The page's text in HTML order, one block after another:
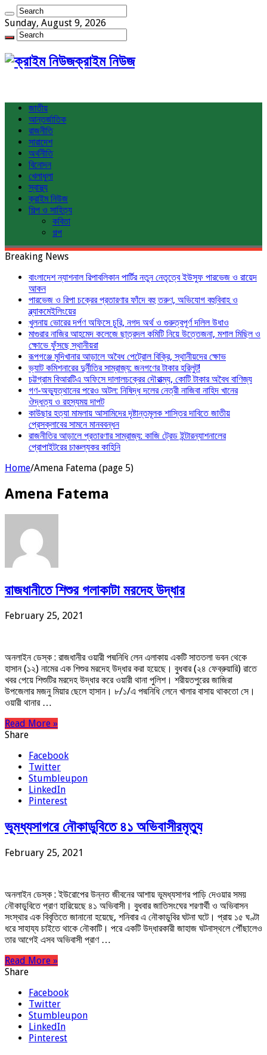
Sunday, August 9, 2026
ক্রাইম নিউজ
জাতীয়
আন্তর্জাতিক
রাজনীতি
সারাদেশ
অর্থনীতি
বিনোদন
খেলাধুলা
স্বাস্থ্য
ক্রাইম নিউজ
শিল্প ও সাহিত্য
কবিতা
গল্প
Breaking News
বাংলাদেশ ন্যাশনাল রিপাবলিকান পার্টির নতুন নেতৃত্বে ইউসুফ পারভেজ ও রায়েদ
আকন
পারভেজ ও রিপা চক্রের প্রতারণার ফাঁদে বহু তরুণ, অভিযোগ বহুবিবাহ ও
ব্ল্যাকমেইলিংয়ের
খুলনায় ভোরের দর্পণ অফিসে চুরি, নগদ অর্থ ও গুরুত্বপূর্ণ দলিল উধাও
মাগুরার নাজির আহমেদ কলেজে ছাত্রদল কমিটি নিয়ে উত্তেজনা, মশাল মিছিল ও
ক্ষোভে ফুঁসছে স্থানীয়রা
রূপগঞ্জে মুদিখানার আড়ালে অবৈধ পেট্রোল বিক্রি, স্থানীয়দের ক্ষোভ
ভ্যাট কমিশনারের দুর্নীতির সাম্রাজ্য: জনগণের টাকার হরিলুট!
চট্টগ্রাম বিআরটিএ অফিসে দালালচক্রের দৌরাত্ম্য, কোটি টাকার অবৈধ বাণিজ্য
গণ-অভ্যুত্থানের পরেও অটল: নিষিদ্ধ দলের নেত্রী নাজিবা নাহিদ খানের
ঔদ্ধত্য ও রহস্যময় দাপট
কাউছার হত্যা মামলায় আসামিদের দৃষ্টান্তমূলক শাস্তির দাবিতে জাতীয়
প্রেসক্লাবের সামনে মানববন্ধন
রাজনীতির আড়ালে প্রতারণার সাম্রাজ্য: কাজি ট্রেড ইন্টারন্যাশনালের
প্রোপাইটরের চাঞ্চল্যকর কাহিনি
Home/Amena Fatema (page 5)
Amena Fatema
রাজধানীতে শিশুর গলাকাটা মরদেহ উদ্ধার
February 25, 2021
অনলাইন ডেস্ক : রাজধানীর ওয়ারী পদ্মনিধি লেন এলাকায় একটি সাততলা ভবন থেকে
হাসান (১২) নামের এক শিশুর মরদেহ উদ্ধার করা হয়েছে। বুধবার (২৪ ফেব্রুয়ারি) রাতে
খবর পেয়ে শিশুটির মরদেহ উদ্ধার করে ওয়ারী থানা পুলিশ। শরীয়তপুরের জাজিরা
উপজেলার মজনু মিয়ার ছেলে হাসান। ৮/১/এ পদ্মনিধি লেনে খালার বাসায় থাকতো সে।
ওয়ারী থানার …
Read More »
Share
Facebook
Twitter
Stumbleupon
LinkedIn
Pinterest
ভূমধ্যসাগরে নৌকাডুবিতে ৪১ অভিবাসীরমৃত্যু
February 25, 2021
অনলাইন ডেস্ক : ইউরোপের উন্নত জীবনের আশায় ভূমধ্যসাগর পাড়ি দেওয়ার সময়
নৌকাডুবিতে প্রাণ হারিয়েছে ৪১ অভিবাসী। বুধবার জাতিসংঘের শরণার্থী ও অভিবাসন
সংস্থার এক বিবৃতিতে জানানো হয়েছে, শনিবার এ নৌকাডুবির ঘটনা ঘটে। প্রায় ১৫ ঘণ্টা
ধরে সাহায্য চাইতে থাকে নৌকাটি। পরে একটি উদ্ধারকারী জাহাজ ঘটনাস্থলে পৌঁছালেও
তার আগেই এসব অভিবাসী প্রাণ …
Read More »
Share
Facebook
Twitter
Stumbleupon
LinkedIn
Pinterest